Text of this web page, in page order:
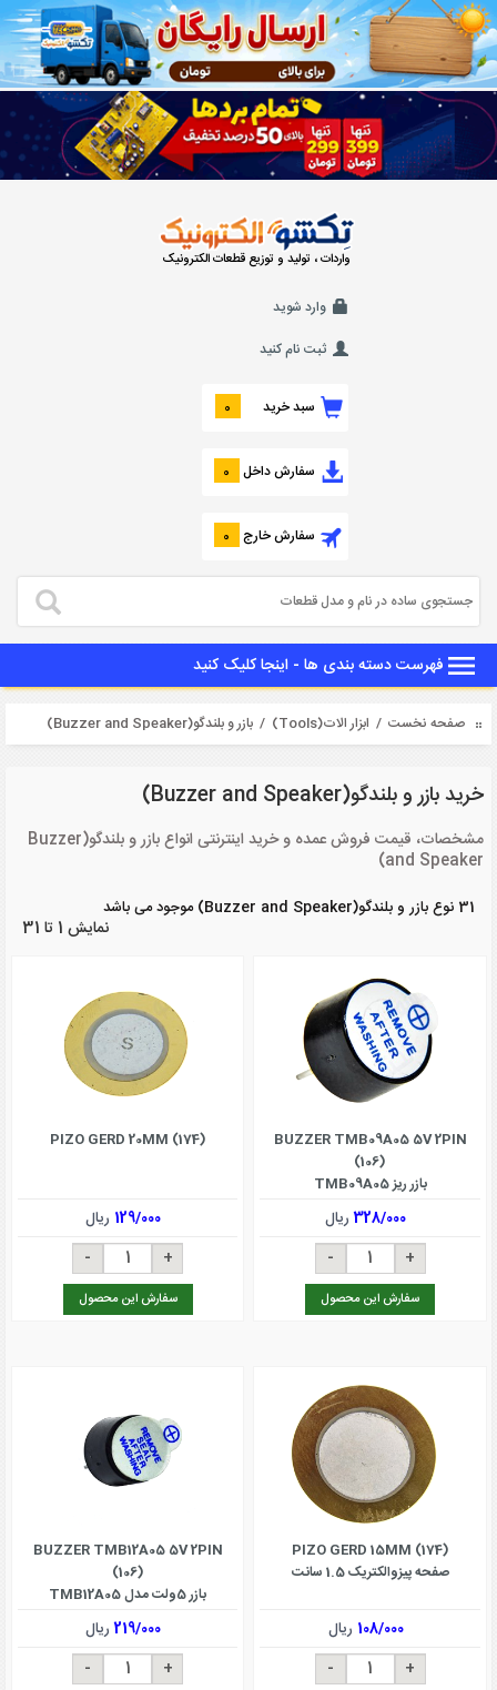
واردات ، تولید و توزیع قطعات الکترونیک
وارد شوید
ثبت نام کنید
سبد خرید 0
سفارش داخل 0
سفارش خارج 0
فهرست دسته بندی ها - اینجا کلیک کنید
صفحه نخست / ابزار الات(Tools) / بازر و بلندگو(Buzzer and Speaker)
خرید بازر و بلندگو(Buzzer and Speaker)
مشخصات، قیمت فروش عمده و خرید اینترنتی انواع بازر و بلندگو(Buzzer
and Speaker)
31 نوع بازر و بلندگو(Buzzer and Speaker) موجود می باشد
نمایش 1 تا 31
BUZZER TMB09A05 5V 2PIN
(106)
بازر ریز TMB09A05
328/000ریال
سفارش این محصول
PIZO GERD 20MM (174)
129/000 ریال
سفارش این محصول
PIZO GERD 15MM (174)
صفحه پیزوالکتریک 1.5 سانت
108/000 ریال
BUZZER TMB12A05 5V 2PIN
(106)
بازر 5ولت مدل TMB12A05
219/000ریال